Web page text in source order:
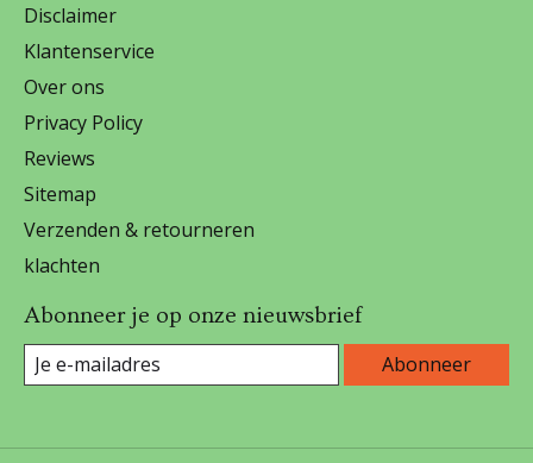
Disclaimer
Klantenservice
Over ons
Privacy Policy
Reviews
Sitemap
Verzenden & retourneren
klachten
Abonneer je op onze nieuwsbrief
Abonneer